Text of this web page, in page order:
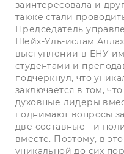
заинтересовала и
также стали
Председатель
Шейх-Уль-ислам
выступлении в ЕНУ
студентами и
подчеркнул, что
заключается в том,
духовные лидеры
поднимают вопросы
две составные - и
вместе. Поэтому, в
уникальной до сих